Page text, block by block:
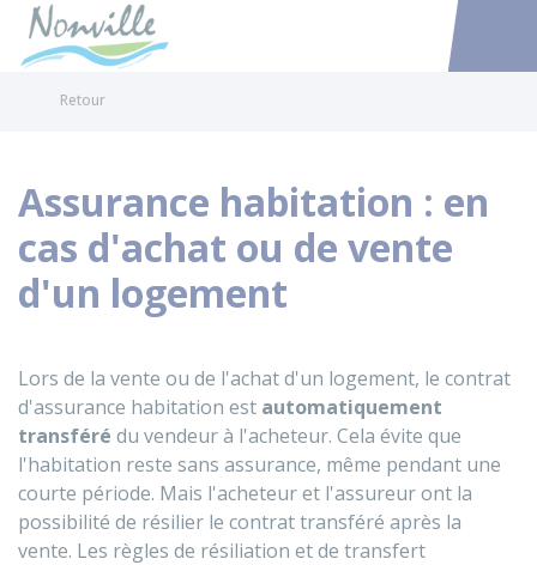
Accéder
Retour
Assurance habitation : en
cas d'achat ou de vente
d'un logement
Lors de la vente ou de l'achat d'un logement, le contrat
d'assurance habitation est automatiquement
transféré du vendeur à l'acheteur. Cela évite que
l'habitation reste sans assurance, même pendant une
courte période. Mais l'acheteur et l'assureur ont la
possibilité de résilier le contrat transféré après la
vente. Les règles de résiliation et de transfert